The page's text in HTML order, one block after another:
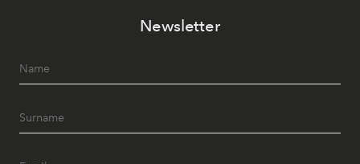
Newsletter